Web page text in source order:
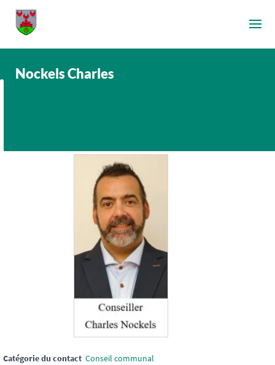
Nockels Charles
Catégorie du contact Conseil communal